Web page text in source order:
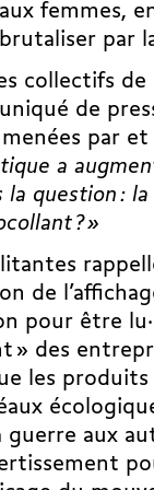
femmes,
par
collectifs
de
par et
a
la question :
? »
de
pour être
» des
les
aux